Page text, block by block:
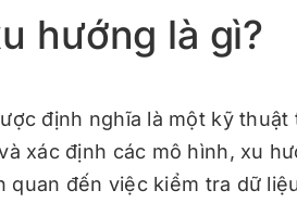
hướng là gì?
định nghĩa là một kỹ
xác định các mô hình, xu
quan đến việc kiểm tra dữ